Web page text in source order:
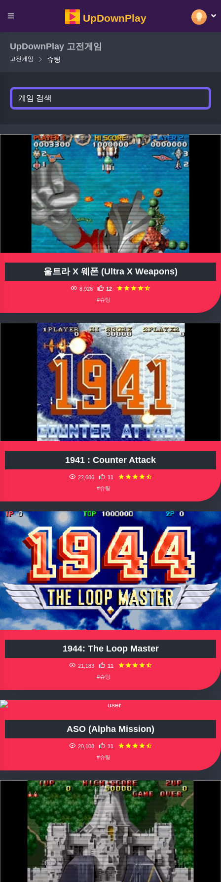
UpDownPlay
UpDownPlay 고전게임
고전게임 슈팅
울트라 X 웨폰 (Ultra X Weapons)
8,928
12
#슈팅
1941 : Counter Attack
22,686
11
#슈팅
1944: The Loop Master
21,183
11
#슈팅
ASO (Alpha Mission)
20,108
11
#슈팅